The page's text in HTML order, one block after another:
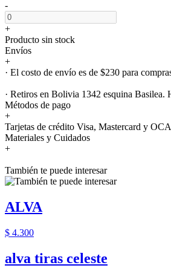
-
+
Producto sin stock
Envíos
+
· El costo de envío es de $230 para
· Retiros en Bolivia 1342 esquina Basilea.
Métodos de pago
+
Tarjetas de crédito Visa, Mastercard y
Materiales y Cuidados
+
También te puede interesar
ALVA
$ 4.300
alva tiras celeste